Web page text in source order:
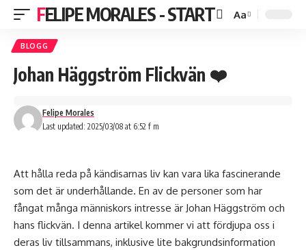
FELIPE MORALES - START Aa
BLOGG
Johan Häggström Flickvän ❤️
Last updated: 2025/03/08 at 6:52 f m
Felipe Morales
Att hålla reda på kändisarnas liv kan vara lika fascinerande
som det är underhållande. En av de personer som har
fångat många människors intresse är Johan Häggström och
hans flickvän. I denna artikel kommer vi att fördjupa oss i
deras liv tillsammans, inklusive lite bakgrundsinformation